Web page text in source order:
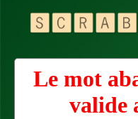
Le mot
valide